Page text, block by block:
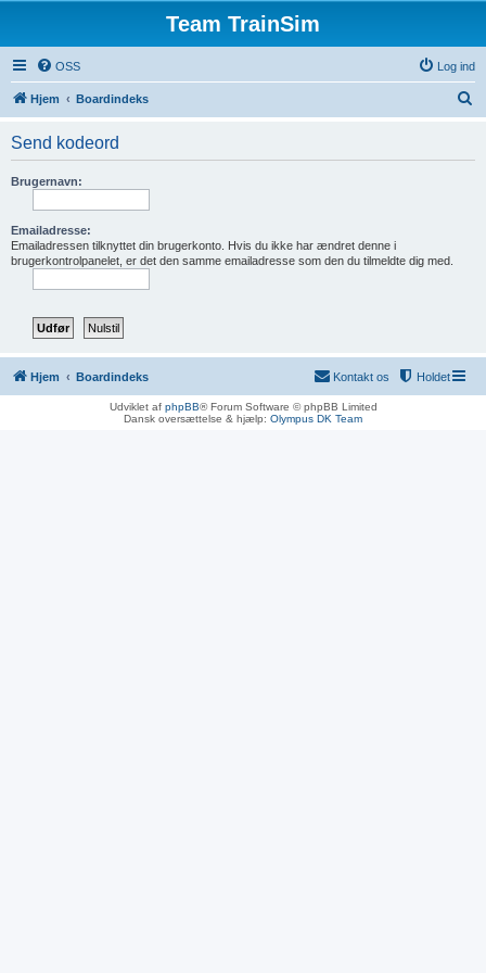
Team TrainSim
OSS Log ind
Hjem Boardindeks
Send kodeord
Brugernavn:
Emailadresse:
Emailadressen tilknyttet din brugerkonto. Hvis du ikke har ændret denne i
brugerkontrolpanelet, er det den samme emailadresse som den du tilmeldte dig med.
Hjem Boardindeks Holdet
Kontakt os
Udviklet af phpBB® Forum Software © phpBB Limited
Dansk oversættelse & hjælp: Olympus DK Team